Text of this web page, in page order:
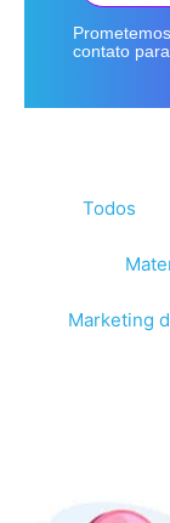
contato
Todos
Marketing